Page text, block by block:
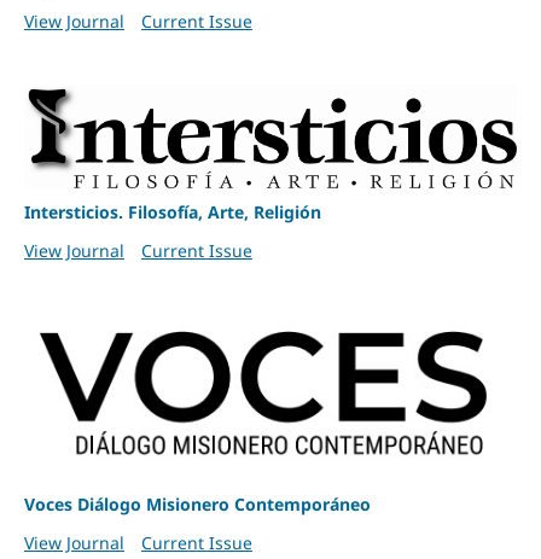
View Journal
Current Issue
Intersticios. Filosofía, Arte, Religión
View Journal
Current Issue
Voces Diálogo Misionero Contemporáneo
View Journal
Current Issue